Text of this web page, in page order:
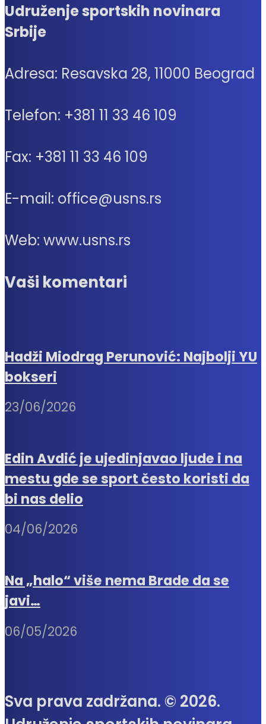
Udruženje sportskih novinara
Srbije
Adresa: Resavska 28, 11000 Beograd
Telefon: +381 11 33 46 109
Fax: +381 11 33 46 109
E-mail: office@usns.rs
Web: www.usns.rs
Vaši komentari
Hadži Miodrag Perunović: Najbolji YU
bokseri
23/06/2026
Edin Avdić je ujedinjavao ljude i na
mestu gde se sport često koristi da
bi nas delio
04/06/2026
Na „halo“ više nema Brade da se
javi…
06/05/2026
Sva prava zadržana. © 2026.